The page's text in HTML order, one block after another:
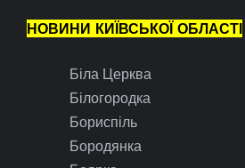
НОВИНИ КИЇВСЬКОЇ ОБЛАСТІ
Біла Церква
Білогородка
Бориспіль
Бородянка